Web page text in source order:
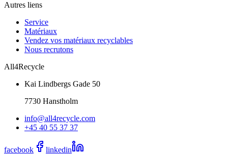
Autres liens
Service
Matériaux
Vendez vos matériaux recyclables
Nous recrutons
All4Recycle
Kai Lindbergs Gade 50
7730 Hanstholm
info@all4recycle.com
+45 40 55 37 37
facebook
linkedin